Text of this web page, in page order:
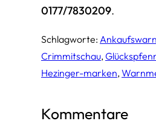
0177/7830209.
Schlagworte:
Crimmitschau,
Hezinger-marken,
Kommentare